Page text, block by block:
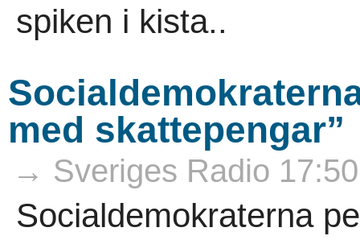
spiken i kista..
med skattepengar”
→ Sveriges Radio 17:50
Socialdemokraterna